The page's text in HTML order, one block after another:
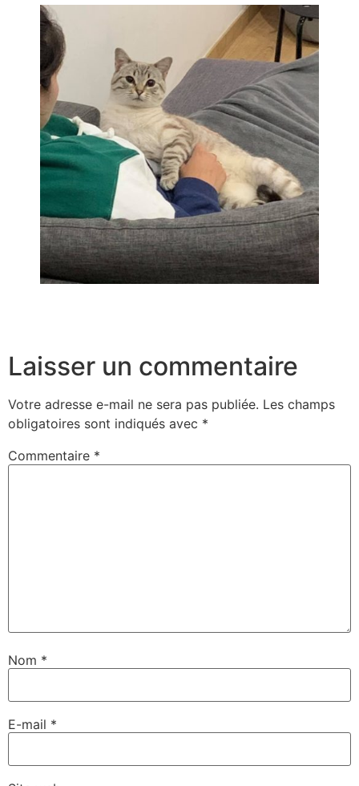
Laisser un commentaire
Votre adresse e-mail ne sera pas publiée. Les champs
obligatoires sont indiqués avec *
Commentaire *
Nom *
E-mail *